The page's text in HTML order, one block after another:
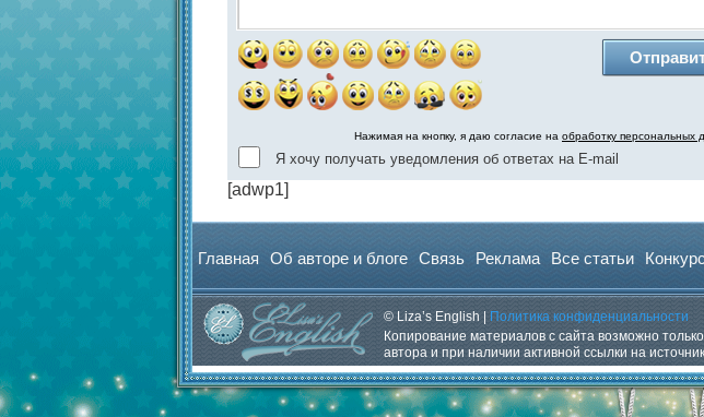
Нажимая на кнопку, я даю согласие на обработку персональных
Я хочу получать уведомления об ответах на E-mail
[adwp1]
Главная Об авторе и блоге Связь Реклама Все статьи
© Liza’s English | Политика конфиденциальности
Копирование материалов с сайта возможно
автора и при наличии активной ссылки на источник